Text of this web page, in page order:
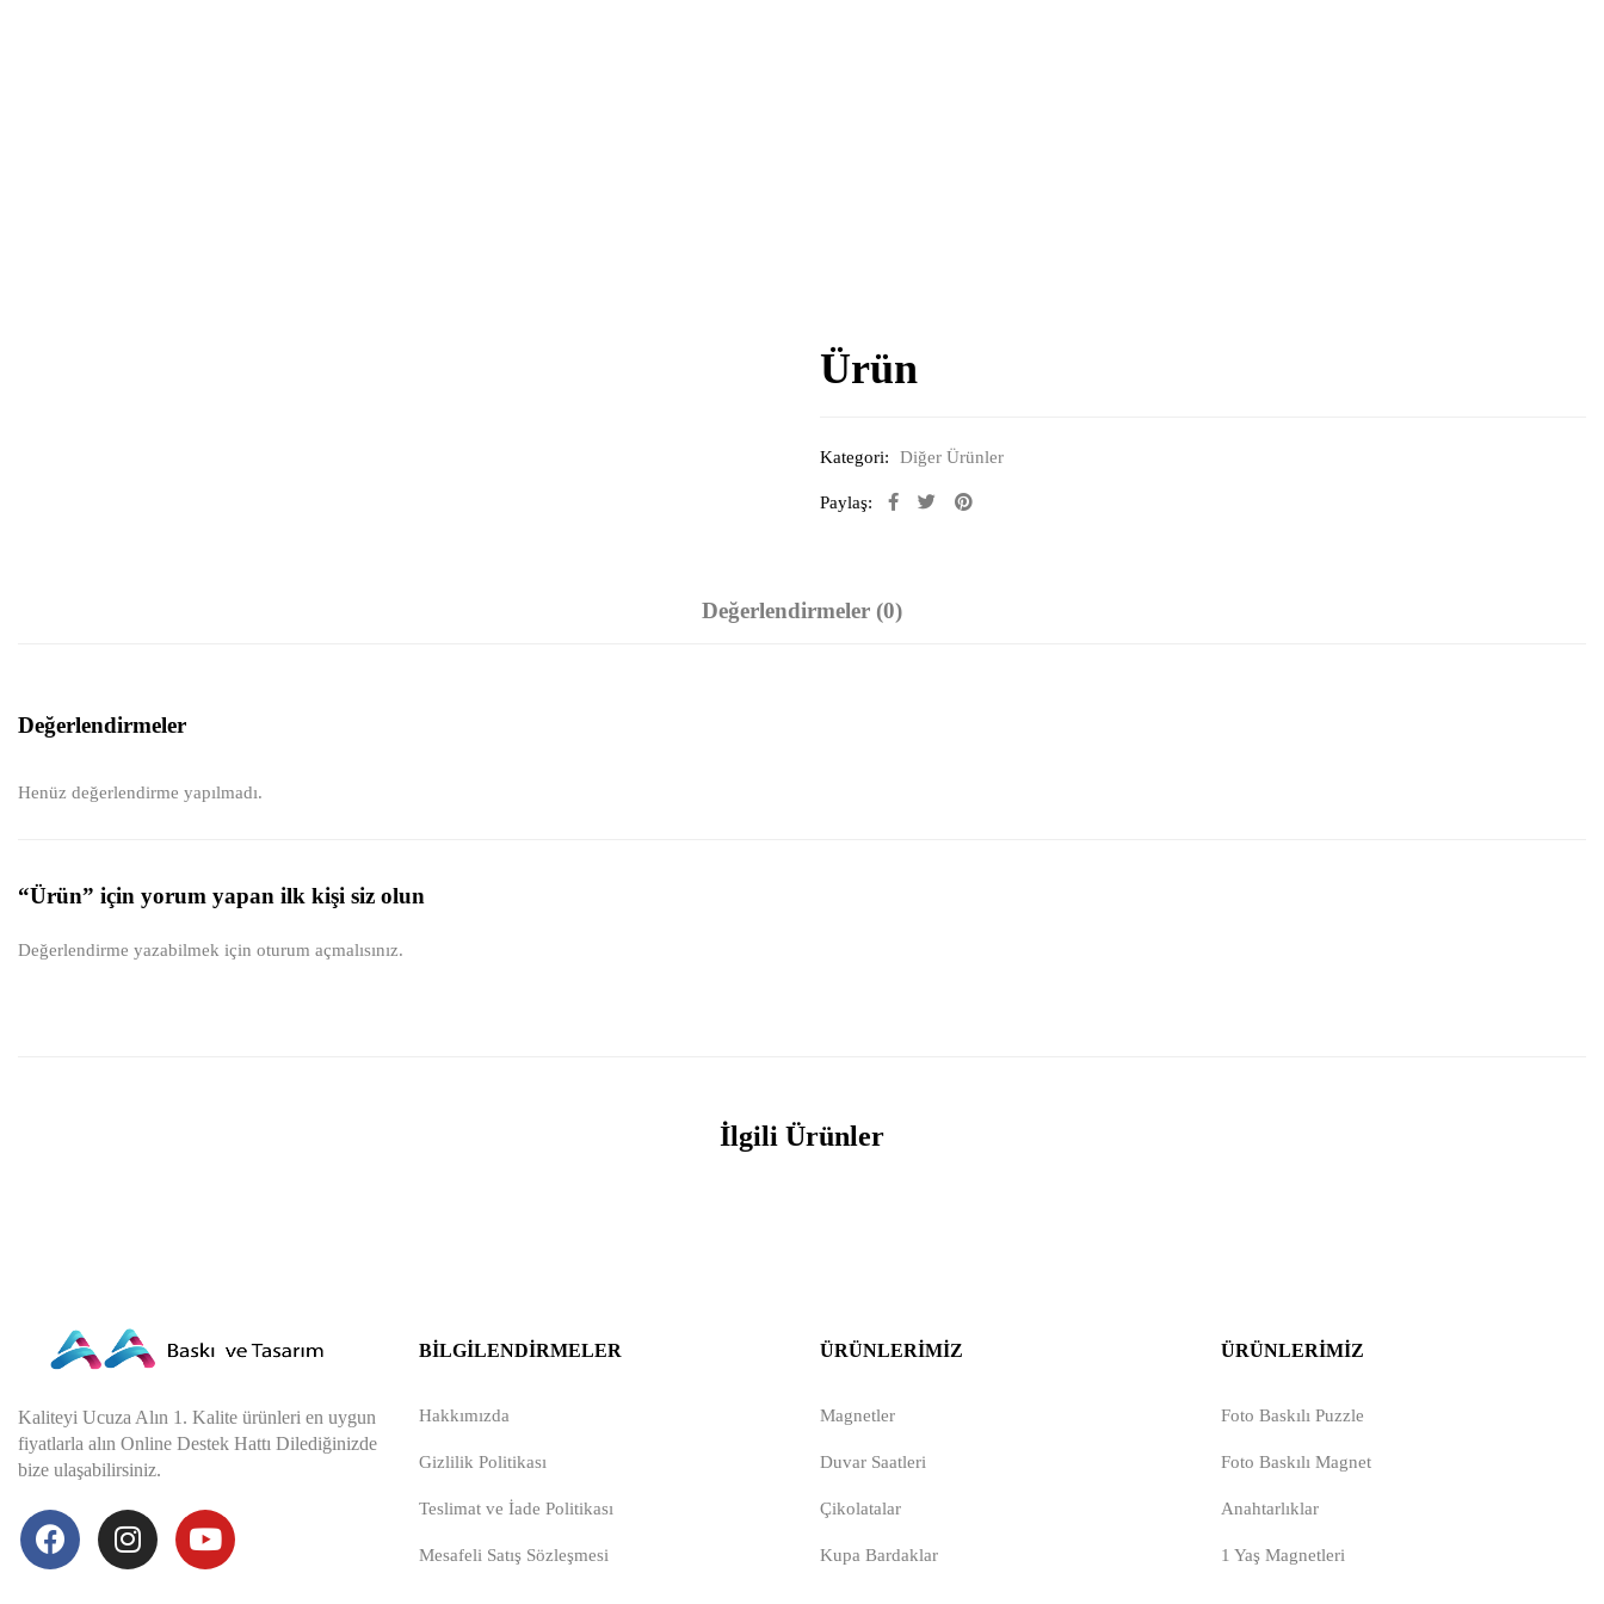
Ürün
Kategori: Diğer Ürünler
Paylaş:
Değerlendirmeler (0)
Değerlendirmeler
Henüz değerlendirme yapılmadı.
“Ürün” için yorum yapan ilk kişi siz olun
Değerlendirme yazabilmek için oturum açmalısınız.
İlgili Ürünler
Kaliteyi Ucuza Alın 1. Kalite ürünleri en uygun
fiyatlarla alın Online Destek Hattı Dilediğinizde
bize ulaşabilirsiniz.
BILGILENDIRMELER
Hakkımızda
Gizlilik Politikası
Teslimat ve İade Politikası
Mesafeli Satış Sözleşmesi
ÜRÜNLERIMIZ
Magnetler
Duvar Saatleri
Çikolatalar
Kupa Bardaklar
ÜRÜNLERIMIZ
Foto Baskılı Puzzle
Foto Baskılı Magnet
Anahtarlıklar
1 Yaş Magnetleri